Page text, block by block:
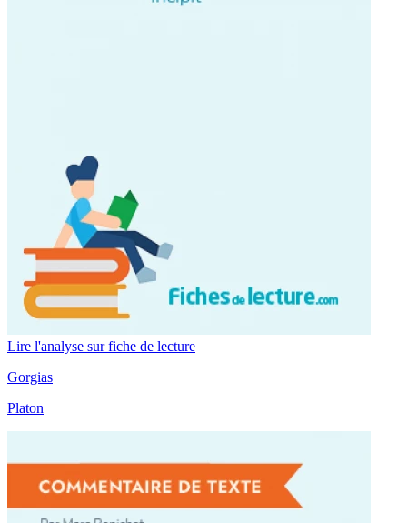
Lire l'analyse sur fiche de lecture
Gorgias
Platon